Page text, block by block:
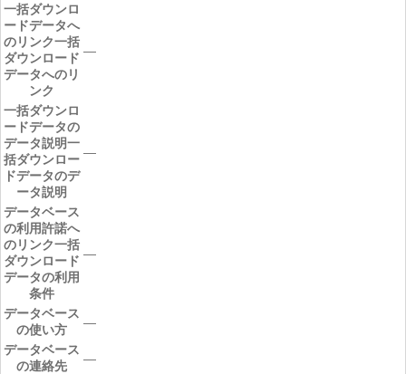
一括ダウンロ
ードデータへ
のリンク一括
ダウンロード
データへのリ
ンク
―
一括ダウンロ
ードデータの
データ説明一
括ダウンロー
ドデータのデ
ータ説明
―
データベース
の利用許諾へ
のリンク一括
ダウンロード
データの利用
条件
―
データベース
の使い方
―
データベース
の連絡先
―